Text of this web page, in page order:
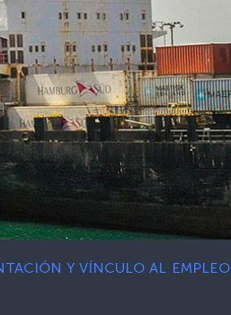
Y VÍNCULO AL EMPLEO